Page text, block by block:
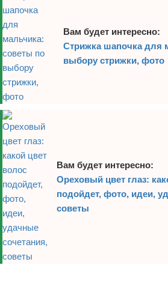
Вам будет интересно:
Стрижка шапочка для
выбору стрижки, фото
Вам будет интересно:
Ореховый цвет глаз:
подойдет, фото, идеи,
советы